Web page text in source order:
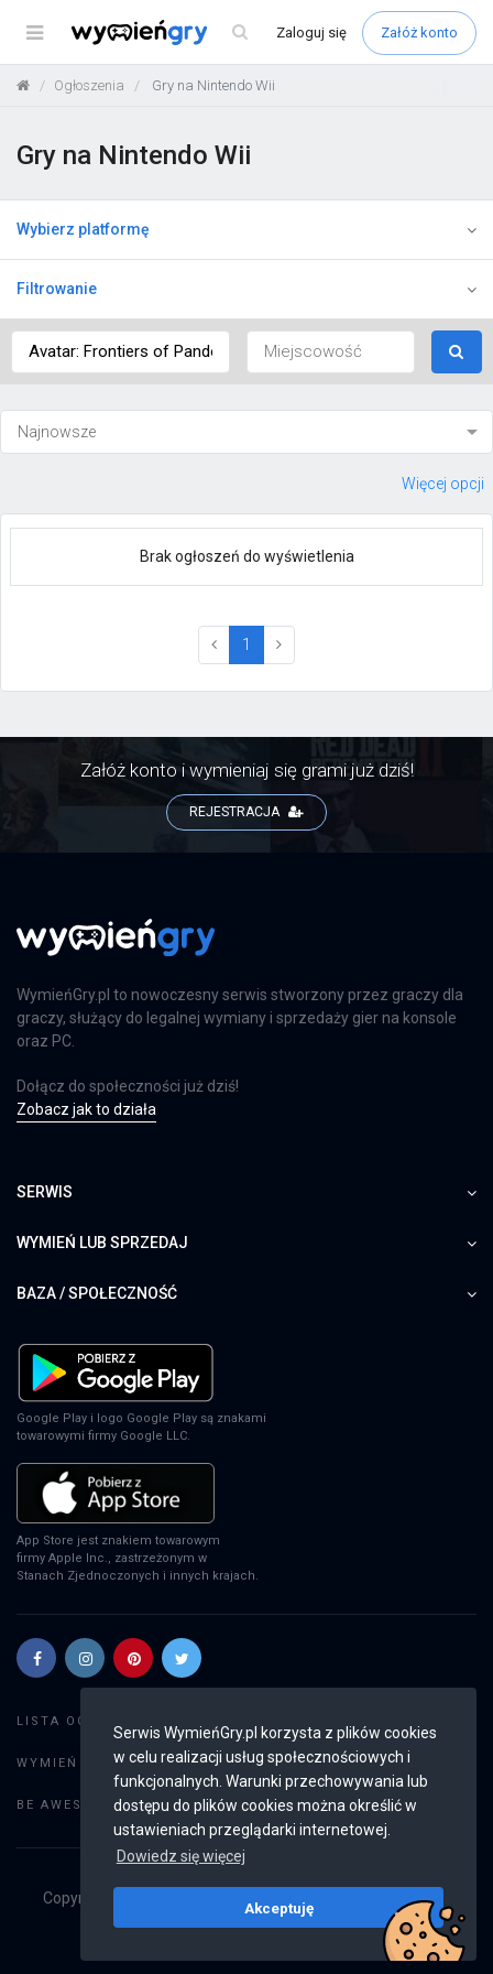
Serwis WymieńGry.pl korzysta z plików cookies
w celu realizacji usług społecznościowych i
funkcjonalnych. Warunki przechowywania lub
dostępu do plików cookies można określić w
ustawieniach przeglądarki internetowej.
Dowiedz się więcej
Akceptuję
Menu Zaloguj się Załóż konto
Ogłoszenia Gry na Nintendo Wii
Gry na Nintendo Wii
Wybierz platformę
Filtrowanie
Więcej opcji
Brak ogłoszeń do wyświetlenia
1 (current)
Załóż konto i wymieniaj się grami już dziś!
REJESTRACJA
WymieńGry.pl to nowoczesny serwis stworzony przez graczy dla
graczy, służący do legalnej wymiany i sprzedaży gier na konsole
oraz PC.
Dołącz do społeczności już dziś!
Zobacz jak to działa
SERWIS
WYMIEŃ LUB SPRZEDAJ
BAZA / SPOŁECZNOŚĆ
Google Play i logo Google Play są znakami
towarowymi firmy Google LLC.
App Store jest znakiem towarowym
firmy Apple Inc., zastrzeżonym w
Stanach Zjednoczonych i innych krajach.
LISTA OGŁOSZEŃ:
WYMIEŃ GRY: Dodaj ogłoszenie
BE AWESOME: Weryfikacja konta
Copyright © 2019 - 2026
Wszystkie prawa
v2.8.4